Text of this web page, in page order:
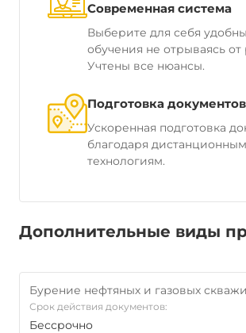
Современная система
Выберите для себя
обучения не отрываясь от
Учтены все нюансы.
Подготовка документов
Ускоренная подготовка
благодаря дистанционным
технологиям.
Дополнительные виды
Бурение нефтяных и газовых
Срок действия документов:
Бессрочно